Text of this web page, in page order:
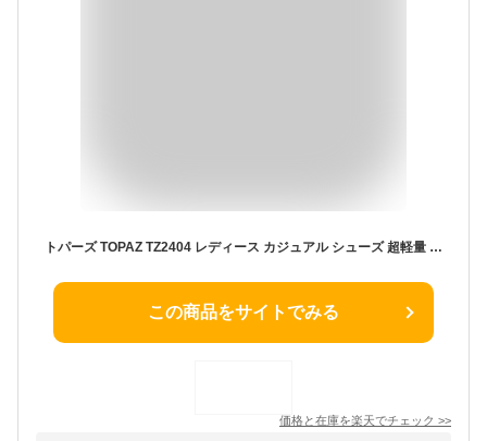
トパーズ TOPAZ TZ2404 レディース カジュアル シューズ 超軽量 つまずき 予防機能 靴 ウォーキングシューズ シニア 婦人靴 シンプル 軽量 おしゃれ きれいめ ブラック 黒 高齢者 かわいい ブラウン 低反発 抗菌 防臭 3E 幅広 幅広い 3e 幅広 履きやすい 歩きやすい 老人
この商品をサイトでみる
価格と在庫を楽天でチェック >>